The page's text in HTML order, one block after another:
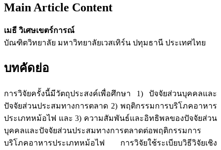
Main Article Content
เมธี วิเศษเขตร์การณ์
บัณฑิตวิทยาลัย มหาวิทยาลัยเวสเทิร์น ปทุมธานี ประเทศไทย
บทคัดย่อ
การวิจัยครั้งนี้มีวัตถุประสงค์เพื่อศึกษา 1) ปัจจัยส่วนบุคคลและ
ปัจจัยส่วนประสมทางการตลาด 2) พฤติกรรมการบริโภคอาหาร
ประเภทหม้อไฟ และ 3) ความสัมพันธ์และอิทธิพลของปัจจัยส่วน
บุคคลและปัจจัยส่วนประสมทางการตลาดต่อพฤติกรรมการ
บริโภคอาหารประเภทหม้อไฟ การวิจัยใช้ระเบียบวิธีวิจัยเชิง